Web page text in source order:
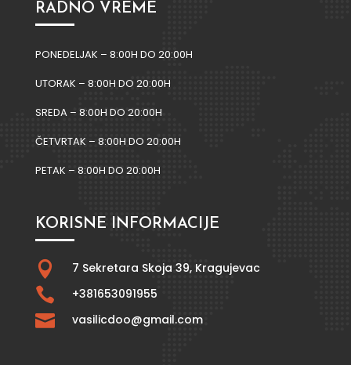
RADNO VREME
PONEDELJAK – 8:00H DO 20:00H
UTORAK – 8:00H DO 20:00H
SREDA – 8:00H DO 20:00H
ČETVRTAK – 8:00H DO 20:00H
PETAK – 8:00H DO 20:00H
KORISNE INFORMACIJE
 7 Sekretara Skoja 39, Kragujevac
 +381653091955
 vasilicdoo@gmail.com